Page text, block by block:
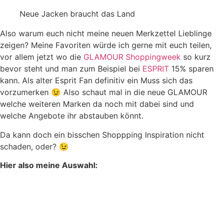
Neue Jacken braucht das Land
Also warum euch nicht meine neuen Merkzettel Lieblinge
zeigen? Meine Favoriten würde ich gerne mit euch teilen,
vor allem jetzt wo die GLAMOUR Shoppingweek so kurz
bevor steht und man zum Beispiel bei ESPRIT 15% sparen
kann. Als alter Esprit Fan definitiv ein Muss sich das
vorzumerken 😉 Also schaut mal in die neue GLAMOUR
welche weiteren Marken da noch mit dabei sind und
welche Angebote ihr abstauben könnt.
Da kann doch ein bisschen Shoppping Inspiration nicht
schaden, oder? 😉
Hier also meine Auswahl: